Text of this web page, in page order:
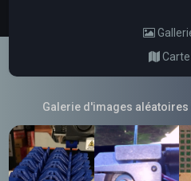
Carte
Galerie d'images